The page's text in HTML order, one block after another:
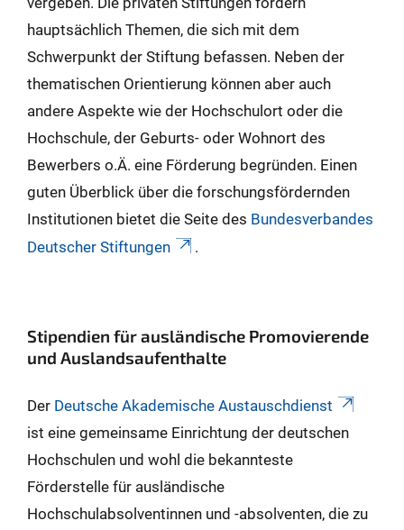
hauptsächlich Themen, die sich mit dem
Schwerpunkt der Stiftung befassen. Neben der
thematischen Orientierung können aber auch
andere Aspekte wie der Hochschulort oder die
Hochschule, der Geburts- oder Wohnort des
Bewerbers o.Ä. eine Förderung begründen. Einen
guten Überblick über die forschungsfördernden
Institutionen bietet die Seite des Bundesverbandes
Deutscher Stiftungen
.
Stipendien für ausländische Promovierende
und Auslandsaufenthalte
Der Deutsche Akademische Austauschdienst
ist eine gemeinsame Einrichtung der deutschen
Hochschulen und wohl die bekannteste
Förderstelle für ausländische
Hochschulabsolventinnen und -absolventen, die zu